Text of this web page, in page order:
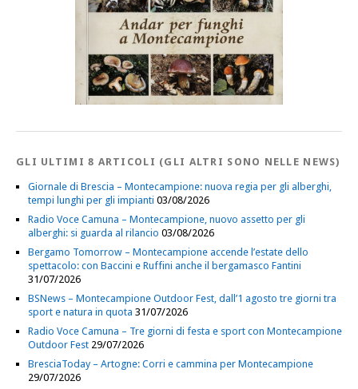
GLI ULTIMI 8 ARTICOLI (GLI ALTRI SONO NELLE NEWS)
Giornale di Brescia – Montecampione: nuova regia per gli alberghi,
tempi lunghi per gli impianti 03/08/2026
Radio Voce Camuna – Montecampione, nuovo assetto per gli
alberghi: si guarda al rilancio 03/08/2026
Bergamo Tomorrow – Montecampione accende l’estate dello
spettacolo: con Baccini e Ruffini anche il bergamasco Fantini
31/07/2026
BSNews – Montecampione Outdoor Fest, dall’1 agosto tre giorni tra
sport e natura in quota 31/07/2026
Radio Voce Camuna – Tre giorni di festa e sport con Montecampione
Outdoor Fest 29/07/2026
BresciaToday – Artogne: Corri e cammina per Montecampione
29/07/2026